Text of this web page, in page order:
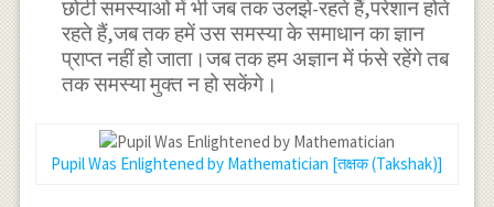
छोटी समस्याओं में भी जब तक उलझे-रहते हैं,परेशान होते
रहते हैं,जब तक हमें उस समस्या के समाधान का ज्ञान
प्राप्त नहीं हो जाता।जब तक हम अज्ञान में फंसे रहेंगे तब
तक समस्या मुक्त न हो सकेंगे।
Pupil Was Enlightened by Mathematician [तक्षक (Takshak)]